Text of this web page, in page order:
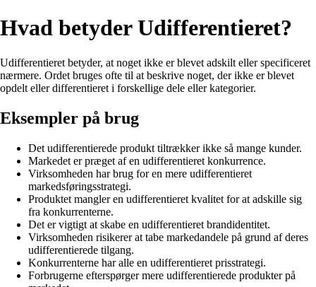
Hvad betyder Udifferentieret?
Udifferentieret betyder, at noget ikke er blevet adskilt eller specificeret
nærmere. Ordet bruges ofte til at beskrive noget, der ikke er blevet
opdelt eller differentieret i forskellige dele eller kategorier.
Eksempler på brug
Det udifferentierede produkt tiltrækker ikke så mange kunder.
Markedet er præget af en udifferentieret konkurrence.
Virksomheden har brug for en mere udifferentieret
markedsføringsstrategi.
Produktet mangler en udifferentieret kvalitet for at adskille sig
fra konkurrenterne.
Det er vigtigt at skabe en udifferentieret brandidentitet.
Virksomheden risikerer at tabe markedandele på grund af deres
udifferentierede tilgang.
Konkurrenterne har alle en udifferentieret prisstrategi.
Forbrugerne efterspørger mere udifferentierede produkter på